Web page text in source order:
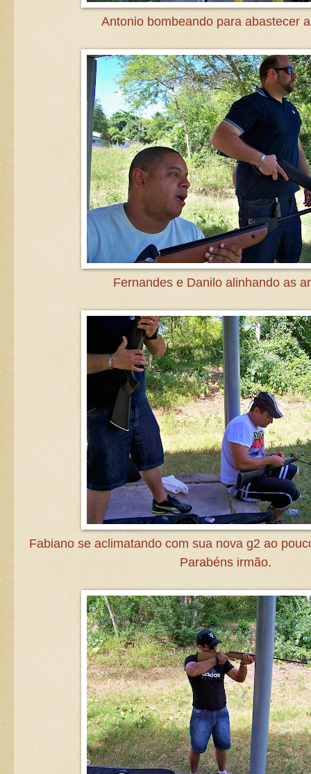
Antonio bombeando para abastecer
Fernandes e Danilo alinhando as
Fabiano se aclimatando com sua nova g2 ao
Parabéns irmão.